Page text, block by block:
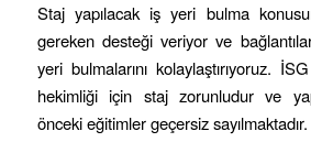
Staj yapılacak iş yeri bulma
gereken desteği veriyor ve
yeri bulmalarını kolaylaştırıyoruz.
hekimliği için staj zorunludur ve
önceki eğitimler geçersiz sayılmaktadır.